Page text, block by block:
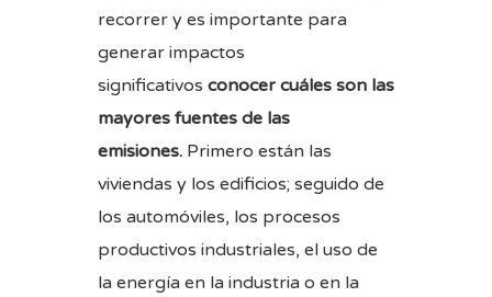
recorrer y es importante para
generar impactos
significativos conocer cuáles son las
mayores fuentes de las
emisiones. Primero están las
viviendas y los edificios; seguido de
los automóviles, los procesos
productivos industriales, el uso de
la energía en la industria o en la